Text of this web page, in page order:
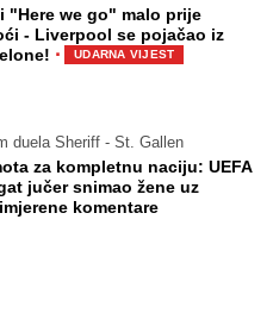
"Here we go" malo prije
- Liverpool se pojačao iz
· UDARNA VIJEST
duela Sheriff - St. Gallen
za kompletnu naciju: UEFA
jučer snimao žene uz
komentare